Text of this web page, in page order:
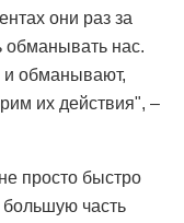
они раз за
обманывать нас.
и обманывают,
их действия", –
просто быстро
большую часть